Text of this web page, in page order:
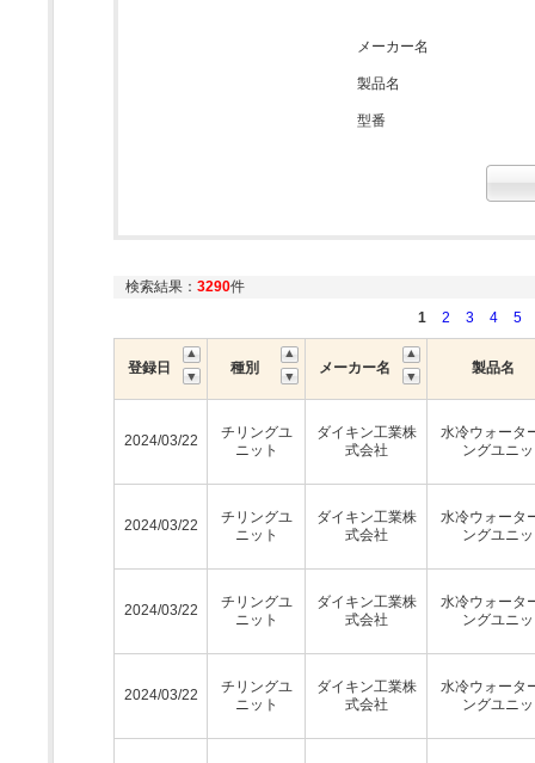
メーカー名
製品名
型番
検索結果： 3290件
1
2 3 4 5
登録日 種別 メーカー名 製品名
2024/03/22
チリングユ
ニット
ダイキン工業株
式会社
水冷ウォータ
ングユニ
2024/03/22
チリングユ
ニット
ダイキン工業株
式会社
水冷ウォータ
ングユニ
2024/03/22
チリングユ
ニット
ダイキン工業株
式会社
水冷ウォータ
ングユニ
2024/03/22
チリングユ
ニット
ダイキン工業株
式会社
水冷ウォータ
ングユニ